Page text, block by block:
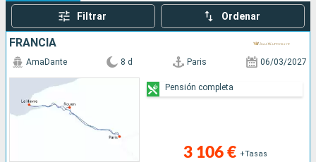
Filtrar Ordenar
FRANCIA
AmaDante 8 d Paris 06/03/2027
3 106 € +Tasas
Pensión completa